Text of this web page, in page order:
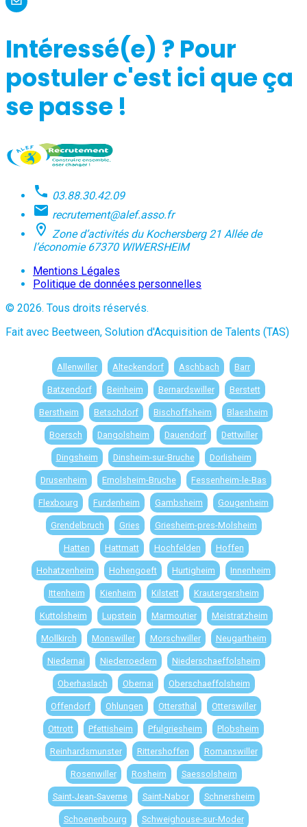
Intéressé(e) ? Pour
postuler c'est ici que ça
se passe !
03.88.30.42.09
recrutement@alef.asso.fr
Zone d’activités du Kochersberg 21 Allée de
l’économie 67370 WIWERSHEIM
Mentions Légales
Politique de données personnelles
© 2026. Tous droits réservés.
Fait avec Beetween, Solution d'Acquisition de Talents (TAS)
Allenwiller Alteckendorf Aschbach Barr
Batzendorf Beinheim Bernardswiller Berstett
Berstheim Betschdorf Bischoffsheim Blaesheim
Boersch Dangolsheim Dauendorf Dettwiller
Dingsheim Dinsheim-sur-Bruche Dorlisheim
Drusenheim Ernolsheim-Bruche Fessenheim-le-Bas
Flexbourg Furdenheim Gambsheim Gougenheim
Grendelbruch Gries Griesheim-pres-Molsheim
Hatten Hattmatt Hochfelden Hoffen
Hohatzenheim Hohengoeft Hurtigheim Innenheim
Ittenheim Kienheim Kilstett Krautergersheim
Kuttolsheim Lupstein Marmoutier Meistratzheim
Mollkirch Monswiller Morschwiller Neugartheim
Niedernai Niederroedern Niederschaeffolsheim
Oberhaslach Obernai Oberschaeffolsheim
Offendorf Ohlungen Ottersthal Otterswiller
Ottrott Pfettisheim Pfulgriesheim Plobsheim
Reinhardsmunster Rittershoffen Romanswiller
Rosenwiller Rosheim Saessolsheim
Saint-Jean-Saverne Saint-Nabor Schnersheim
Schoenenbourg Schweighouse-sur-Moder